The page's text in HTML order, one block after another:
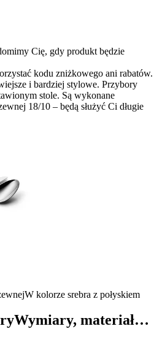
Cię, gdy produkt będzie
kodu zniżkowego ani rabatów.
i bardziej stylowe. Przybory
stole. Są wykonane
18/10 – będą służyć Ci długie
W kolorze srebra z połyskiem
Wymiary, materiał…